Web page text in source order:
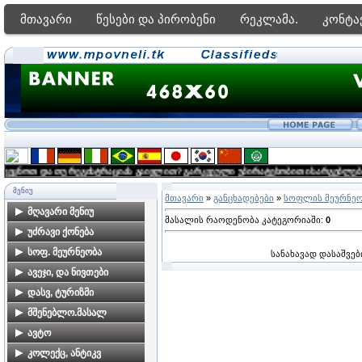
მთავარი წესები და პირობენი რეკლამა.
და თუ რეგისტრაციას გაივლით? გარკვეული უპირატესობით
ᲛᲔᲜᲘᲣ
მღავარი მენიუ
მთავარი გვერდი
ფორუმი
ძებნა საიტზე
უძრავი ქონება
ბინები თბილისში
კარკასები, ახალი
მშენებლობები
კერძო სახლები
თბილისში
მიწის ნაკვეთები
თბილისში
სოფ. მეურნეობა
ალკოჰოლური სასმელები
მზა პროდუქტები
მებაღეობა
მეცხოველეობა
მეფუტკრეობა
ავეჯი, და ნივთები
ავეჯი
დამზადება-რესტავრაცია
საოჯახო ნივთებია
დასვ, ტურიზმი
ბინების გაქირავება
საზღვაო კურორტებზე
ბინების გაქირავება სამთო
კურორტებზე
მშენებლო.მასალ
მშენებლობა,
მომსახურეობა
ავტო
ავტომობილები
კოლექც, ანტიკვ
მთავარი » განცხადებები » სოფლის
მასალის რაოდენობა კატეგორიაში: 0
სანახავად